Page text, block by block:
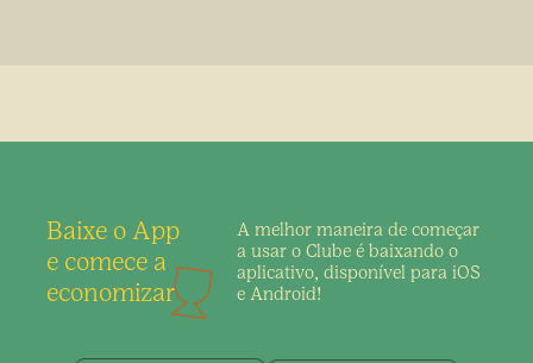
Baixe o App
e comece a
economizar
A melhor maneira de começar
a usar o Clube é baixando o
aplicativo, disponível para iOS
e Android!